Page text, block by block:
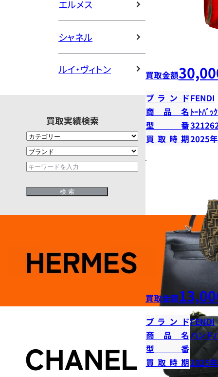
エルメス
シャネル
ルイ・ヴィトン
買取実績検索
買取金額
ブランドFENDI
商品名 ﾄｰﾄﾊﾞｯ
型番
買取時期2025
買取金額
ブランドFENDI
商品名ハンド
型番
買取時期2025